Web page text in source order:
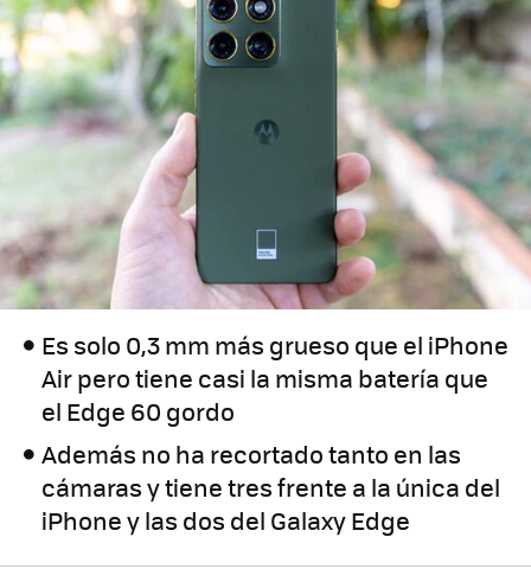
Es solo 0,3 mm más grueso que el iPhone
Air pero tiene casi la misma batería que
el Edge 60 gordo
Además no ha recortado tanto en las
cámaras y tiene tres frente a la única del
iPhone y las dos del Galaxy Edge